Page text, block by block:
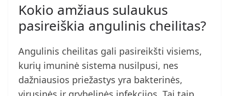
Kokio amžiaus sulaukus
pasireiškia angulinis cheilitas?
Angulinis cheilitas gali pasireikšti visiems,
kurių imuninė sistema nusilpusi, nes
dažniausios priežastys yra bakterinės,